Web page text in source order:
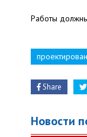
Работы
Share
Новости